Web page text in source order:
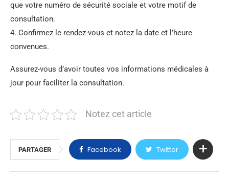
que votre numéro de sécurité sociale et votre motif de
consultation.
4. Confirmez le rendez-vous et notez la date et l’heure
convenues.
Assurez-vous d’avoir toutes vos informations médicales à
jour pour faciliter la consultation.
Notez cet article
PARTAGER Facebook Twitter